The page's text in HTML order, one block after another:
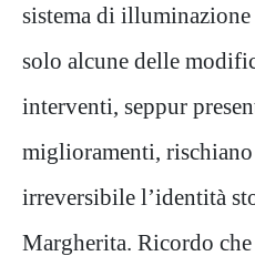
sistema di
solo alcune delle
interventi, seppur
miglioramenti,
irreversibile l’identità
Margherita. Ricordo